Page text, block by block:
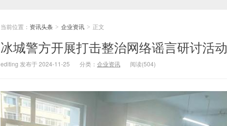
当前位置： 资讯头条 > 企业资讯 > 正文
冰城警方开展打击整治网络谣言研讨活动
editing 发布于 2024-11-25 分类： 企业资讯 阅读(504)